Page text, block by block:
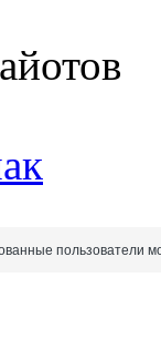
пользователи